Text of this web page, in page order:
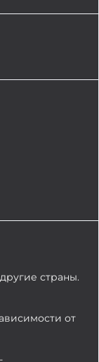
страны.
от